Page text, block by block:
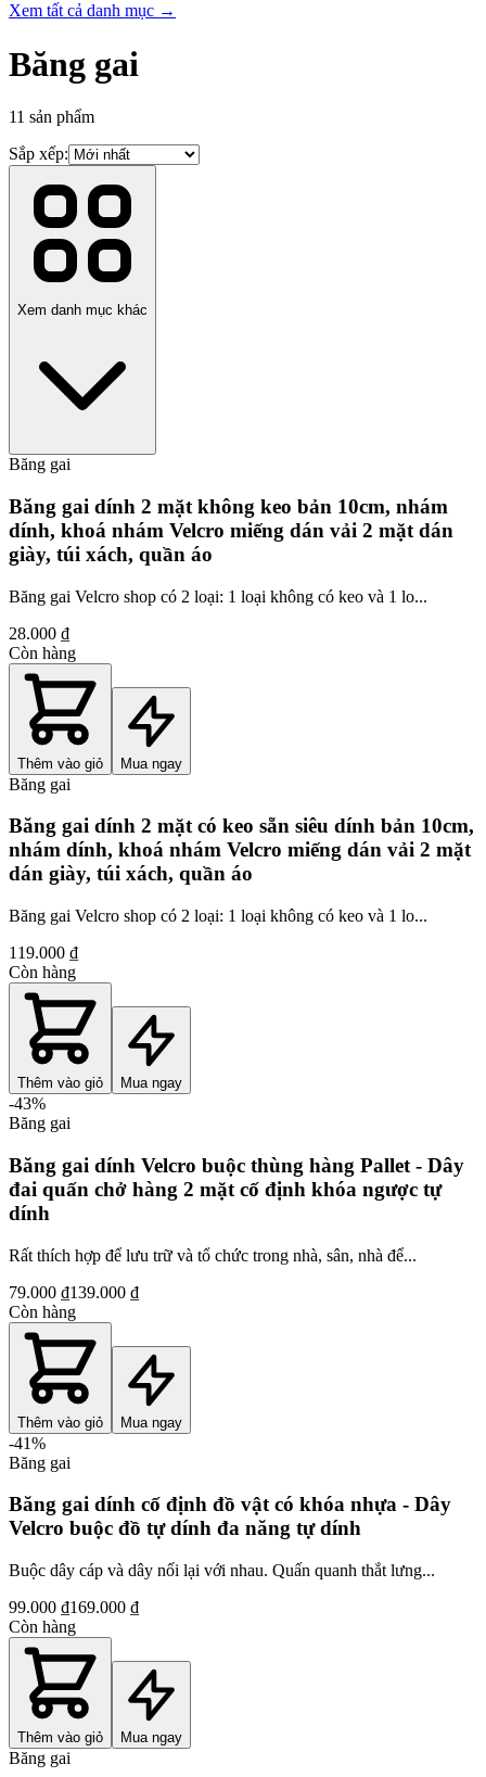
Xem tất cả danh mục →
Băng gai
11 sản phẩm
Sắp xếp:
Xem danh mục khác
Băng gai
Băng gai dính 2 mặt không keo bản 10cm, nhám
dính, khoá nhám Velcro miếng dán vải 2 mặt dán
giày, túi xách, quần áo
Băng gai Velcro shop có 2 loại: 1 loại không có keo và 1 lo...
28.000 ₫
Còn hàng
Thêm vào giỏ Mua ngay
Băng gai
Băng gai dính 2 mặt có keo sẵn siêu dính bản 10cm,
nhám dính, khoá nhám Velcro miếng dán vải 2 mặt
dán giày, túi xách, quần áo
Băng gai Velcro shop có 2 loại: 1 loại không có keo và 1 lo...
119.000 ₫
Còn hàng
Thêm vào giỏ Mua ngay
-43%
Băng gai
Băng gai dính Velcro buộc thùng hàng Pallet - Dây
đai quấn chở hàng 2 mặt cố định khóa ngược tự
dính
Rất thích hợp để lưu trữ và tổ chức trong nhà, sân, nhà để...
79.000 ₫139.000 ₫
Còn hàng
Thêm vào giỏ Mua ngay
-41%
Băng gai
Băng gai dính cố định đồ vật có khóa nhựa - Dây
Velcro buộc đồ tự dính đa năng tự dính
Buộc dây cáp và dây nối lại với nhau. Quấn quanh thắt lưng...
99.000 ₫169.000 ₫
Còn hàng
Thêm vào giỏ Mua ngay
Băng gai